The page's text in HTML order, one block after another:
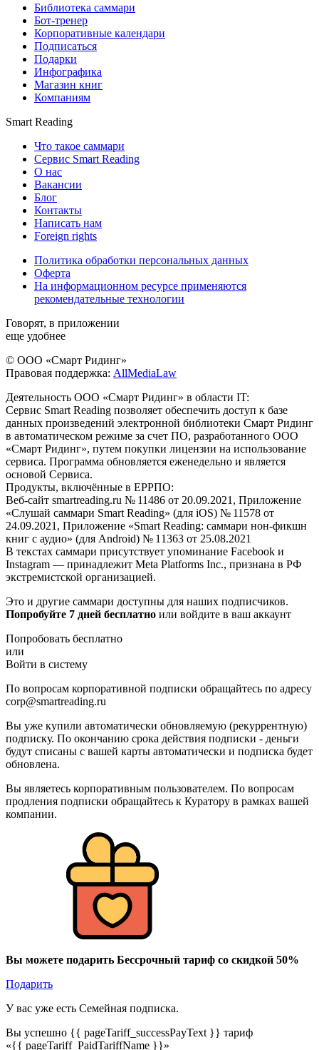
Библиотека саммари
Бот-тренер
Корпоративные календари
Подписаться
Подарки
Инфографика
Магазин книг
Компаниям
Smart Reading
Что такое саммари
Сервис Smart Reading
О нас
Вакансии
Блог
Контакты
Написать нам
Foreign rights
Политика обработки персональных данных
Оферта
На информационном ресурсе применяются
рекомендательные технологии
Говорят, в приложении
еще удобнее
© ООО «Смарт Ридинг»
Правовая поддержка: AllMediaLaw
Деятельность ООО «Смарт Ридинг» в области IT:
Сервис Smart Reading позволяет обеспечить доступ к базе
данных произведений электронной библиотеки Смарт Ридинг
в автоматическом режиме за счет ПО, разработанного ООО
«Смарт Ридинг», путем покупки лицензии на использование
сервиса. Программа обновляется еженедельно и является
основой Сервиса.
Продукты, включённые в ЕРРПО:
Веб-сайт smartreading.ru № 11486 от 20.09.2021, Приложение
«Слушай саммари Smart Reading» (для iOS) № 11578 от
24.09.2021, Приложение «Smart Reading: саммари нон-фикшн
книг с аудио» (для Android) № 11363 от 25.08.2021
В текстах саммари присутствует упоминание Facebook и
Instagram — принадлежит Meta Platforms Inc., признана в РФ
экстремистской организацией.
Это и другие саммари доступны для наших подписчиков.
Попробуйте 7 дней бесплатно или войдите в ваш аккаунт
Попробовать бесплатно
или
Войти в систему
По вопросам корпоративной подписки обращайтесь по адресу
corp@smartreading.ru
Вы уже купили автоматически обновляемую (рекуррентную)
подписку. По окончанию срока действия подписки - деньги
будут списаны с вашей карты автоматически и подписка будет
обновлена.
Вы являетесь корпоративным пользователем. По вопросам
продления подписки обращайтесь к Куратору в рамках вашей
компании.
Вы можете подарить Бессрочный тариф со скидкой 50%
Подарить
У вас уже есть Семейная подписка.
Вы успешно {{ pageTariff_successPayText }} тариф
«{{ pageTariff_PaidTariffName }}»